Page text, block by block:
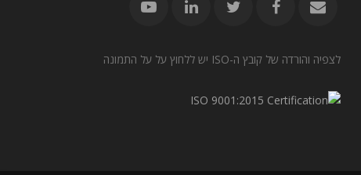
לצפיה והורדה של קובץ ה-ISO יש ללחוץ על על התמונה